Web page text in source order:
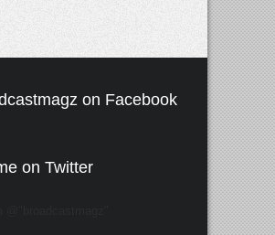
on Facebook
on Twitter